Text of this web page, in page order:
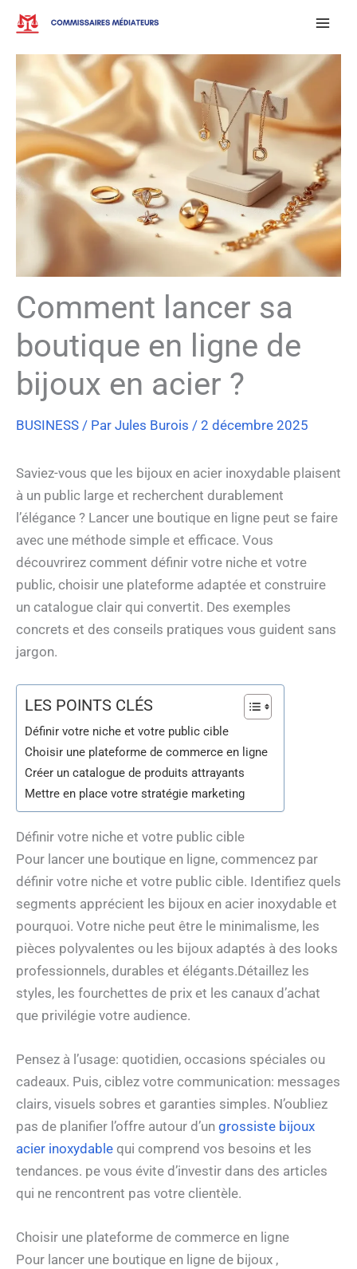
Aller
contenu
Comment lancer sa
boutique en ligne de
bijoux en acier ?
BUSINESS / Par Jules Burois / 2 décembre 2025
Saviez-vous que les bijoux en acier inoxydable plaisent
à un public large et recherchent durablement
l’élégance ? Lancer une boutique en ligne peut se faire
avec une méthode simple et efficace. Vous
découvrirez comment définir votre niche et votre
public, choisir une plateforme adaptée et construire
un catalogue clair qui convertit. Des exemples
concrets et des conseils pratiques vous guident sans
jargon.
LES POINTS CLÉS
Définir votre niche et votre public cible
Choisir une plateforme de commerce en ligne
Créer un catalogue de produits attrayants
Mettre en place votre stratégie marketing
Définir votre niche et votre public cible
Pour lancer une boutique en ligne, commencez par
définir votre niche et votre public cible. Identifiez quels
segments apprécient les bijoux en acier inoxydable et
pourquoi. Votre niche peut être le minimalisme, les
pièces polyvalentes ou les bijoux adaptés à des looks
professionnels, durables et élégants.Détaillez les
styles, les fourchettes de prix et les canaux d’achat
que privilégie votre audience.
Pensez à l’usage: quotidien, occasions spéciales ou
cadeaux. Puis, ciblez votre communication: messages
clairs, visuels sobres et garanties simples. N’oubliez
pas de planifier l’offre autour d’un grossiste bijoux
acier inoxydable qui comprend vos besoins et les
tendances. pe vous évite d’investir dans des articles
qui ne rencontrent pas votre clientèle.
Choisir une plateforme de commerce en ligne
Pour lancer une boutique en ligne de bijoux ,